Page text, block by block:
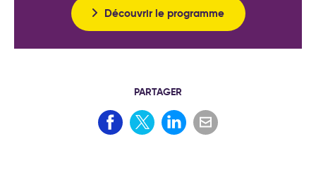
Découvrir le programme
PARTAGER